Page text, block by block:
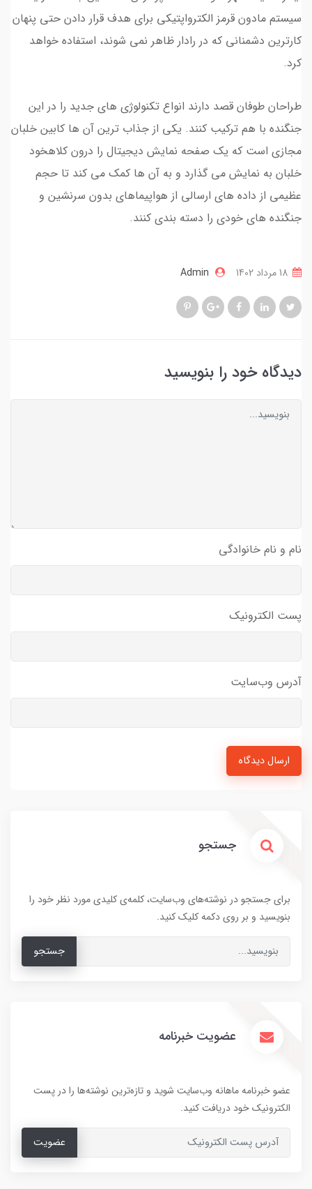
سیستم مادون قرمز الکترواپتیکی برای هدف قرار دادن حتی پنهان
کارترین دشمنانی که در رادار ظاهر نمی شوند، استفاده خواهد
کرد.
طراحان طوفان قصد دارند انواع تکنولوژی های جدید را در این
جنگنده با هم ترکیب کنند. یکی از جذاب ترین آن ها کابین خلبان
مجازی است که یک صفحه نمایش دیجیتال را درون کلاهخود
خلبان به نمایش می گذارد و به آن ها کمک می کند تا حجم
عظیمی از داده های ارسالی از هواپیماهای بدون سرنشین و
جنگنده های خودی را دسته بندی کنند.
Admin
دیدگاه خود را بنویسید
نام و نام خانوادگی
پست الکترونیک
آدرس وب‌سایت
ارسال دیدگاه
جستجو
برای جستجو در نوشته‌های وب‌سایت، کلمه‌ی کلیدی مورد نظر خود را
بنویسید و بر روی دکمه کلیک کنید.
جستجو
عضویت خبرنامه
عضو خبرنامه ماهانه وب‌سایت شوید و تازه‌ترین نوشته‌ها را در پست
الکترونیک خود دریافت کنید.
عضویت